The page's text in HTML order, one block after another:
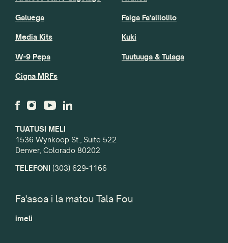
TUATUSI MELI
1536 Wynkoop St., Suite 522
Denver, Colorado 80202
TELEFONI (303) 629-1166
Galuega
Media Kits
W-9 Pepa
Cigna MRFs
Faiga Fa'alilolilo
Kuki
Tuutuuga & Tulaga
Fa'asoa i la matou Tala Fou
imeli